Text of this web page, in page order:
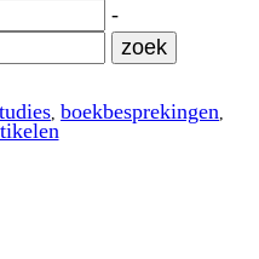
-
, boekbesprekingen,